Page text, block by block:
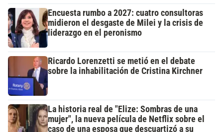
Encuesta rumbo a 2027: cuatro consultoras
midieron el desgaste de Milei y la crisis de
liderazgo en el peronismo
Ricardo Lorenzetti se metió en el debate
sobre la inhabilitación de Cristina Kirchner
La historia real de "Elize: Sombras de una
mujer", la nueva película de Netflix sobre el
caso de una esposa que descuartizó a su